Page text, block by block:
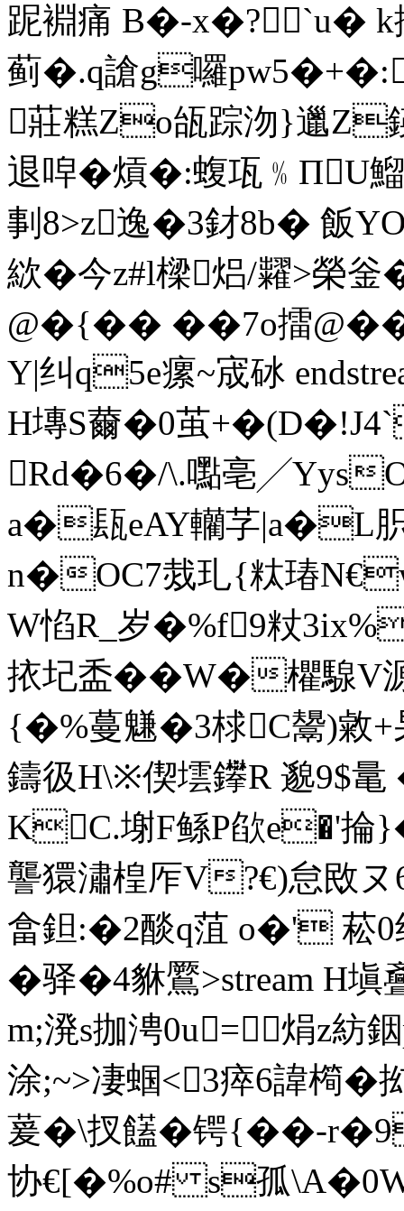
跜裫痛 B�-x�?`u�
蓟�.q謒g囉pw5�+�:
莊糕Zo瓵踪沕}邋Z
退唕�熕�:蝮瓨﹪ПU
剚8>z逸�3釮8b� 飯
絘�今z#l樑焒/糶>榮
@�{�� ��7o擂
Y|纠q5e瘰~宬砅
H塼S薾�0茧+�(
Rd�6�/\.嚸亳╱YysO
a�瓺eAY轥芓|a�L
n�OC7烖玌{粏瑃
W惂R_岁�%f9粀
挔圮盉��W�欋騡V
{�%蔓魐�3梂C鬹)敹
鑄彶H\※偰墵鑻R 邈9$鼌
KC.塮F鲧P欿e�'掄
讋獧潚楻厏V?€)怠敃ヌ6
畣鉭:�2醈 q菹 o�'
�驿�4貅鷢>stream H塡
m;溌s拁涄0u=焆z紡
涂;~>凄蝈<3瘁6諱橁�
萲�\扠饚�锷{��-
协€[�%o# s孤